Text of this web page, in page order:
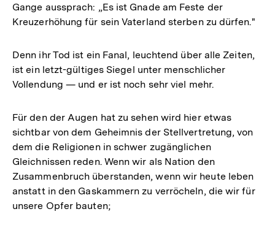
Gange aussprach: „Es ist Gnade am Feste der
Kreuzerhöhung für sein Vaterland sterben zu dürfen."
Denn ihr Tod ist ein Fanal, leuchtend über alle Zeiten,
ist ein letzt-gültiges Siegel unter menschlicher
Vollendung — und er ist noch sehr viel mehr.
Für den der Augen hat zu sehen wird hier etwas
sichtbar von dem Geheimnis der Stellvertretung, von
dem die Religionen in schwer zugänglichen
Gleichnissen reden. Wenn wir als Nation den
Zusammenbruch überstanden, wenn wir heute leben
anstatt in den Gaskammern zu verröcheln, die wir für
unsere Opfer bauten;